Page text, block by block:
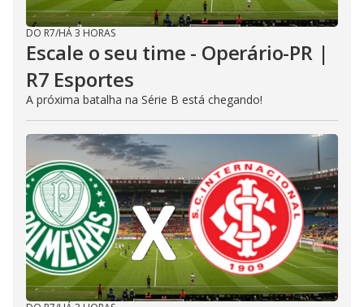
DO R7/HÁ 3 HORAS
Escale o seu time - Operário-PR |
R7 Esportes
A próxima batalha na Série B está chegando!